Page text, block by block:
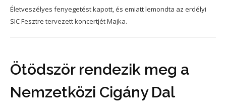
Életveszélyes fenyegetést kapott, és emiatt lemondta az erdélyi
SIC Fesztre tervezett koncertjét Majka.
Ötödször rendezik meg a
Nemzetközi Cigány Dal